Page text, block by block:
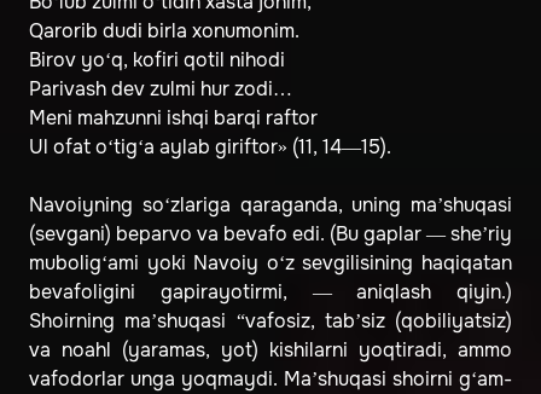
Qarorib dudi birla xonumonim.
Birov yo‘q, kofiri qotil nihodi
Parivash dev zulmi hur zodi…
Meni mahzunni ishqi barqi raftor
Ul ofat o‘tig‘a aylab giriftor» (11, 14—15).
Navoiyning so‘zlariga qaraganda, uning ma’shuqasi
(sevgani) beparvo va bevafo edi. (Bu gaplar — she’riy
mubolig‘ami yoki Navoiy o‘z sevgilisining haqiqatan
bevafoligini gapirayotirmi, — aniqlash qiyin.)
Shoirning ma’shuqasi “vafosiz, tab’siz (qobiliyatsiz)
va noahl (yaramas, yot) kishilarni yoqtiradi, ammo
vafodorlar unga yoqmaydi. Ma’shuqasi shoirni g‘am-